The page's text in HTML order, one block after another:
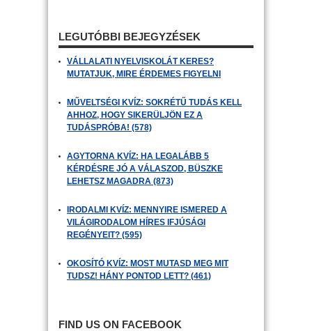
LEGUTÓBBI BEJEGYZÉSEK
VÁLLALATI NYELVISKOLÁT KERES?
MUTATJUK, MIRE ÉRDEMES FIGYELNI
MŰVELTSÉGI KVÍZ: SOKRÉTŰ TUDÁS KELL
AHHOZ, HOGY SIKERÜLJÖN EZ A
TUDÁSPRÓBA! (578)
AGYTORNA KVÍZ: HA LEGALÁBB 5
KÉRDÉSRE JÓ A VÁLASZOD, BÜSZKE
LEHETSZ MAGADRA (873)
IRODALMI KVÍZ: MENNYIRE ISMERED A
VILÁGIRODALOM HÍRES IFJÚSÁGI
REGÉNYEIT? (595)
OKOSÍTÓ KVÍZ: MOST MUTASD MEG MIT
TUDSZ! HÁNY PONTOD LETT? (461)
FIND US ON FACEBOOK